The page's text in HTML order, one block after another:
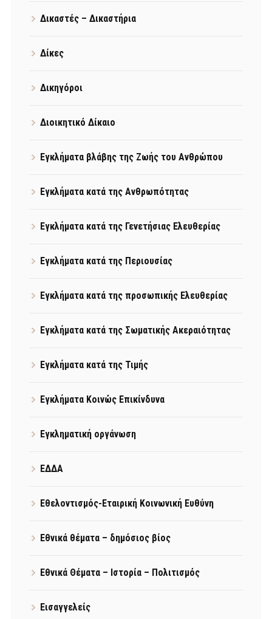
Δικαστές – Δικαστήρια
Δίκες
Δικηγόροι
Διοικητικό Δίκαιο
Εγκλήματα βλάβης της Ζωής του Ανθρώπου
Εγκλήματα κατά της Ανθρωπότητας
Εγκλήματα κατά της Γενετήσιας Ελευθερίας
Εγκλήματα κατά της Περιουσίας
Εγκλήματα κατά της προσωπικής Ελευθερίας
Εγκλήματα κατά της Σωματικής Ακεραιότητας
Εγκλήματα κατά της Τιμής
Εγκλήματα Κοινώς Επικίνδυνα
Εγκληματική οργάνωση
ΕΔΔΑ
Εθελοντισμός-Εταιρική Κοινωνική Ευθύνη
Εθνικά θέματα – δημόσιος βίος
Εθνικά Θέματα – Ιστορία – Πολιτισμός
Εισαγγελείς